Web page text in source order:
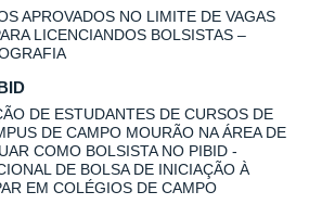
APROVADOS NO LIMITE DE VAGAS
LICENCIANDOS BOLSISTAS –
DE ESTUDANTES DE CURSOS DE
DE CAMPO MOURÃO NA ÁREA DE
COMO BOLSISTA NO PIBID -
DE BOLSA DE INICIAÇÃO À
EM COLÉGIOS DE CAMPO